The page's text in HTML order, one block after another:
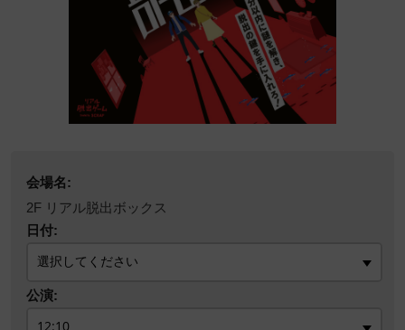
会場名:
2F リアル脱出ボックス
日付:
公演: